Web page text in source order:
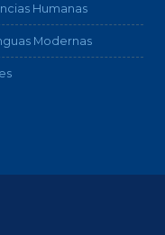
Humanas
Modernas